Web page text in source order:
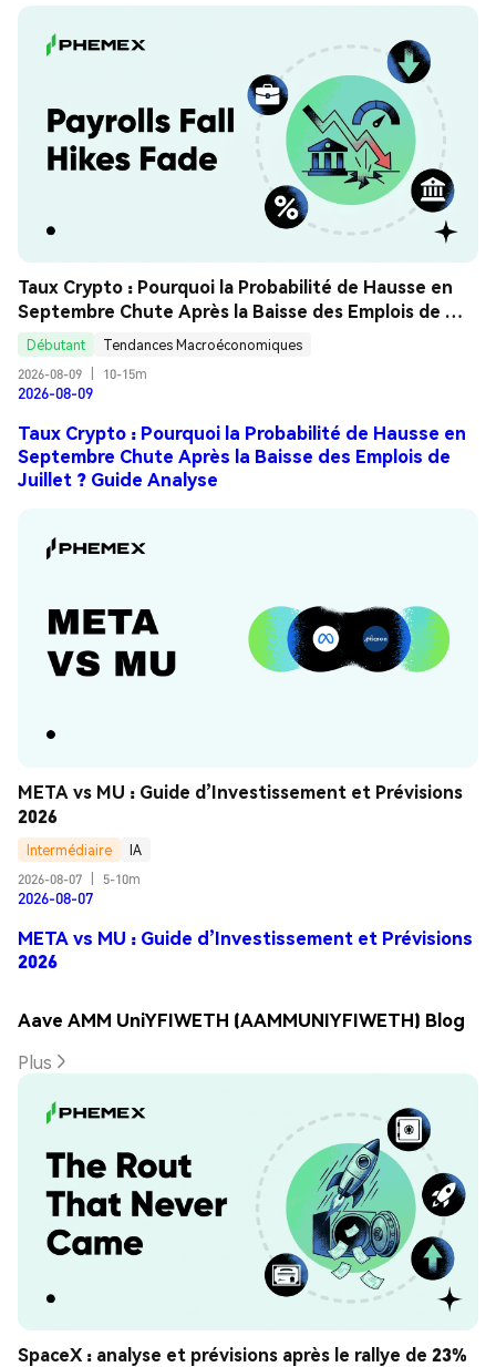
Taux Crypto : Pourquoi la Probabilité de Hausse en
Septembre Chute Après la Baisse des Emplois de
Juillet ? Guide Analyse
Débutant
Tendances Macroéconomiques
2026-08-09
10-15m
2026-08-09
Taux Crypto : Pourquoi la Probabilité de Hausse en
Septembre Chute Après la Baisse des Emplois de
Juillet ? Guide Analyse
META vs MU : Guide d’Investissement et Prévisions
2026
Intermédiaire
IA
2026-08-07
5-10m
2026-08-07
META vs MU : Guide d’Investissement et Prévisions
2026
Aave AMM UniYFIWETH (AAMMUNIYFIWETH) Blog
Plus
SpaceX : analyse et prévisions après le rallye de 23%